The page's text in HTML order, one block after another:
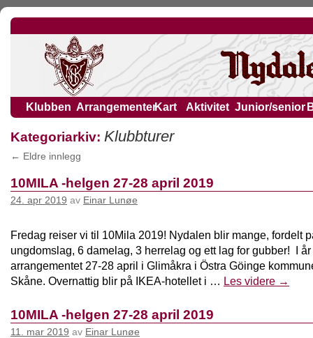
Klubben ArrangementerKart Aktivitet Junior/senior
Kategoriarkiv: Klubbturer
← Eldre innlegg
10MILA -helgen 27-28 april 2019
24. apr 2019 av Einar Lunøe
Fredag reiser vi til 10Mila 2019! Nydalen blir mange, fordelt
ungdomslag, 6 damelag, 3 herrelag og ett lag for gubber! I år
arrangementet 27-28 april i Glimåkra i Östra Göinge
Skåne. Overnattig blir på IKEA-hotellet i … Les videre →
10MILA -helgen 27-28 april 2019
11. mar 2019 av Einar Lunøe